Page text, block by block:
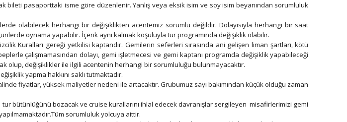
bileti pasaporttaki isme göre düzenlenir. Yanlış veya eksik isim ve soy isim beyanından sorumluluk
olabilecek herhangi bir değişiklikten acentemiz sorumlu değildir. Dolayısıyla herhangi bir saat
oynama yapabilir. İçerik aynı kalmak koşuluyla tur programında değişiklik olabilir.
Kuralları gereği yetkilisi kaptandır. Gemilerin seferleri sırasında ani gelişen liman şartları, kötü
çalışmamasından dolayı, gemi işletmecesi ve gemi kaptanı programda değişiklik yapabileceği
değişiklikler ile ilgili acentenin herhangi bir sorumluluğu bulunmayacaktır.
yapma hakkını saklı tutmaktadır.
fiyatlar, yüksek maliyetler nedeni ile artacaktır. Grubumuz sayı bakımından küçük olduğu zaman
bütünlüğünü bozacak ve cruise kurallarını ihlal edecek davranışlar sergileyen misafirlerimizi gemi
sorumluluk yolcuya aittir.